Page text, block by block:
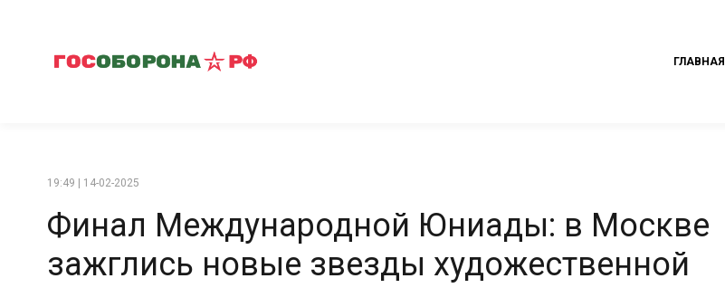
ГЛАВНАЯ
19:49 | 14-02-2025
Финал Международной Юниады: в Москве
зажглись новые звезды художественной